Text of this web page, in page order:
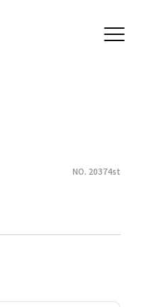
NO. 20374st